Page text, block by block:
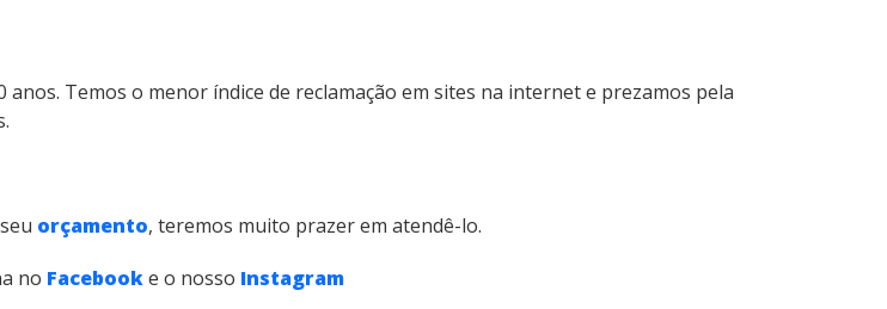
Temos o menor índice de reclamação em sites na internet e prezamos pela
orçamento, teremos muito prazer em atendê-lo.
no Facebooke o nosso Instagram